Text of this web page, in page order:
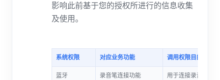
影响此前基于您的授权所进行的信息收集
及使用。
系统权限 对应业务功能 调用权限目的
蓝牙 录音笔连接功能 用于连接录音笔并